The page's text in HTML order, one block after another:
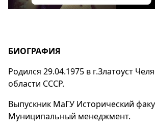
БИОГРАФИЯ
Родился 29.04.1975 в г.Златоуст
области СССР.
Выпускник МаГУ Исторический
Муниципальный менеджмент.